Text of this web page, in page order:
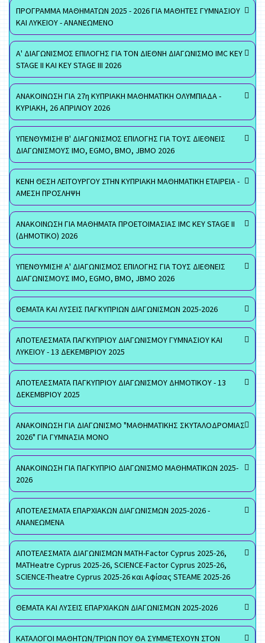
ΠΡΟΓΡΑΜΜΑ ΜΑΘΗΜΑΤΩΝ 2025 - 2026 ΓΙΑ ΜΑΘΗΤΕΣ ΓΥΜΝΑΣΙΟΥ
ΚΑΙ ΛΥΚΕΙΟΥ - ΑΝΑΝΕΩΜΕΝΟ
Α' ΔΙΑΓΩΝΙΣΜΟΣ ΕΠΙΛΟΓΗΣ ΓΙΑ ΤΟΝ ΔΙΕΘΝΗ ΔΙΑΓΩΝΙΣΜΟ IMC KEY
STAGE II ΚΑΙ KEY STAGE III 2026
ΑΝΑΚΟΙΝΩΣΗ ΓΙΑ 27η ΚΥΠΡΙΑΚΗ ΜΑΘΗΜΑΤΙΚΗ ΟΛΥΜΠΙΑΔΑ -
ΚΥΡΙΑΚΗ, 26 ΑΠΡΙΛΙΟΥ 2026
ΥΠΕΝΘΥΜΙΣΗ! Β' ΔΙΑΓΩΝΙΣΜΟΣ ΕΠΙΛΟΓΗΣ ΓΙΑ ΤΟΥΣ ΔΙΕΘΝΕΙΣ
ΔΙΑΓΩΝΙΣΜΟΥΣ ΙΜΟ, EGMO, ΒΜΟ, JBMO 2026
ΚΕΝΗ ΘΕΣΗ ΛΕΙΤΟΥΡΓΟΥ ΣΤΗΝ ΚΥΠΡΙΑΚΗ ΜΑΘΗΜΑΤΙΚΗ ΕΤΑΙΡΕΙΑ -
ΑΜΕΣΗ ΠΡΟΣΛΗΨΗ
ΑΝΑΚΟΙΝΩΣΗ ΓΙΑ ΜΑΘΗΜΑΤΑ ΠΡΟΕΤΟΙΜΑΣΙΑΣ IMC KEY STAGE II
(ΔΗΜΟΤΙΚΟ) 2026
ΥΠΕΝΘΥΜΙΣΗ! Α' ΔΙΑΓΩΝΙΣΜΟΣ ΕΠΙΛΟΓΗΣ ΓΙΑ ΤΟΥΣ ΔΙΕΘΝΕΙΣ
ΔΙΑΓΩΝΙΣΜΟΥΣ ΙΜΟ, EGMO, ΒΜΟ, JBMO 2026
ΘΕΜΑΤΑ ΚΑΙ ΛΥΣΕΙΣ ΠΑΓΚΥΠΡΙΩΝ ΔΙΑΓΩΝΙΣΜΩΝ 2025-2026
ΑΠΟΤΕΛΕΣΜΑΤΑ ΠΑΓΚΥΠΡΙΟΥ ΔΙΑΓΩΝΙΣΜΟΥ ΓΥΜΝΑΣΙΟΥ ΚΑΙ
ΛΥΚΕΙΟΥ - 13 ΔΕΚΕΜΒΡΙΟΥ 2025
ΑΠΟΤΕΛΕΣΜΑΤΑ ΠΑΓΚΥΠΡΙΟΥ ΔΙΑΓΩΝΙΣΜΟΥ ΔΗΜΟΤΙΚΟΥ - 13
ΔΕΚΕΜΒΡΙΟΥ 2025
ΑΝΑΚΟΙΝΩΣΗ ΓΙΑ ΔΙΑΓΩΝΙΣΜΟ "ΜΑΘΗΜΑΤΙΚΗΣ ΣΚΥΤΑΛΟΔΡΟΜΙΑΣ
2026" ΓΙΑ ΓΥΜΝΑΣΙΑ ΜΟΝΟ
ΑΝΑΚΟΙΝΩΣΗ ΓΙΑ ΠΑΓΚΥΠΡΙΟ ΔΙΑΓΩΝΙΣΜΟ ΜΑΘΗΜΑΤΙΚΩΝ 2025-
2026
ΑΠΟΤΕΛΕΣΜΑΤΑ ΕΠΑΡΧΙΑΚΩΝ ΔΙΑΓΩΝΙΣΜΩΝ 2025-2026 -
ΑΝΑΝΕΩΜΕΝΑ
ΑΠΟΤΕΛΕΣΜΑΤΑ ΔΙΑΓΩΝΙΣΜΩΝ MATH-Factor Cyprus 2025-26,
MATHeatre Cyprus 2025-26, SCIENCE-Factor Cyprus 2025-26,
SCIENCE-Theatre Cyprus 2025-26 και Αφίσας STEAME 2025-26
ΘΕΜΑΤΑ ΚΑΙ ΛΥΣΕΙΣ ΕΠΑΡΧΙΑΚΩΝ ΔΙΑΓΩΝΙΣΜΩΝ 2025-2026
ΚΑΤΑΛΟΓΟΙ ΜΑΘΗΤΩΝ/ΤΡΙΩΝ ΠΟΥ ΘΑ ΣΥΜΜΕΤΕΧΟΥΝ ΣΤΟΝ